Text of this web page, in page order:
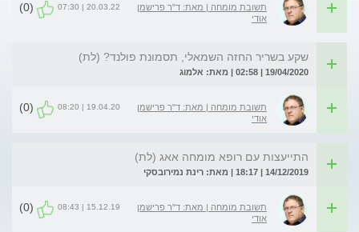
תשובת מומחה | מאת: ד"ר פרישמן
אודי
20.03.22 | 07:30
(0)
שקע בשריר החזה השמאלי, תסמונת פולנד? (לת)
19/04/2020 | 02:58 | מאת: אלמוג
תשובת מומחה | מאת: ד"ר פרישמן
אודי
19.04.20 | 08:20
(0)
התייעצות עם רופא מומחה אאג (לת)
14/12/2019 | 18:17 | מאת: רינת נמירובסקי
תשובת מומחה | מאת: ד"ר פרישמן
אודי
15.12.19 | 08:43
(0)